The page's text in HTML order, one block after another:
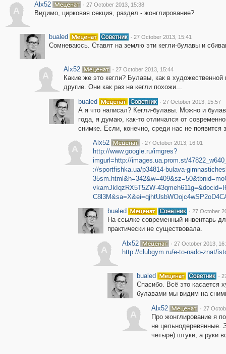
A
Alx52 · 27 October 2013, 15:38
Видимо, цирковая секция, раздел - жонглирование?
bualed · 27 October 2013, 15:41
Сомневаюсь. Ставят на землю эти кегли-булавы и
A
Alx52 · 27 October 2013, 15:44
Какие же это кегли? Булавы, как в
другие. Они как раз на кегли похожи...
bualed
· 27 October 2013, 15:57
А я что написал? Кегли-булавы. Можно и
года, я думаю, как-то отличался от
снимке. Если, конечно, среди нас не появится
A
Alx52 · 27 October 2013, 16:01
http://www.google.ru/imgres?
imgurl=http://images.ua.prom.st/
://sportfishka.ua/p34814-bulava-
vkamJkIqzRX5T5ZW-
bualed
· 27 October
На ссылке современный инвентарь
практически не существовала.
A
Alx52 · 27 October 2013,
http://clubgym.ru/e-to-nado-znat/
bualed ·
Спасибо. Всё это касается
булавами мы видим на
A
Alx52 · 27
Про жонглирование я
не цельнодеревянные.
четыре) штуки, а руки